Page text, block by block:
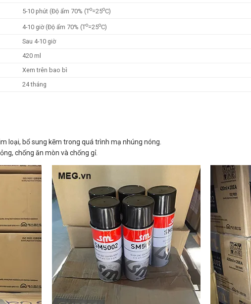
5-10 phút (Độ ẩm 70% (To=25oC)
4-10 giờ (Độ ẩm 70% (To=25oC)
Sau 4-10 giờ
420 ml
Xem trên bao bì
24 tháng
loại, bổ sung kẽm trong quá trình mạ nhúng nóng.
chống ăn mòn và chống gỉ.